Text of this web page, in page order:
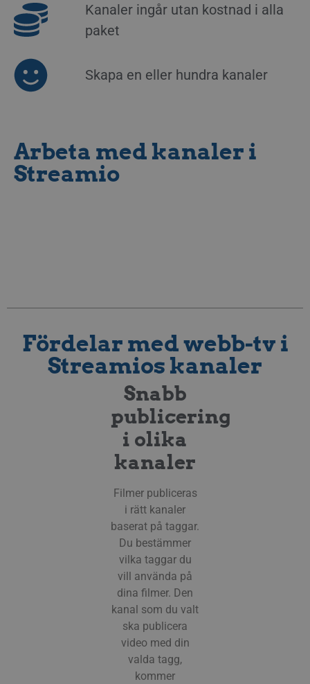
Kanaler ingår utan kostnad i alla
paket
Skapa en eller hundra kanaler
Arbeta med kanaler i
Streamio
Fördelar med webb-tv i
Streamios kanaler
Snabb
publicering
i olika
kanaler
Filmer publiceras
i rätt kanaler
baserat på taggar.
Du bestämmer
vilka taggar du
vill använda på
dina filmer. Den
kanal som du valt
ska publicera
video med din
valda tagg,
kommer